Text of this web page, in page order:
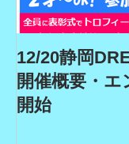
12/20静岡
開催概要・
開始